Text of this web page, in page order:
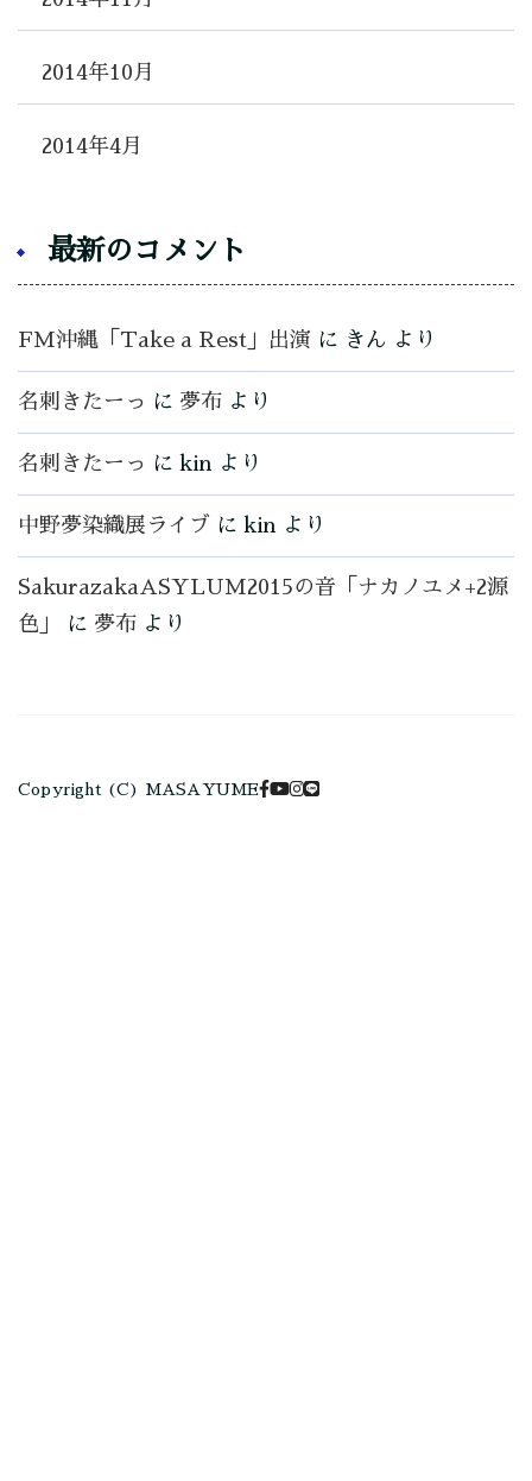
2014年10月
2014年4月
最新のコメント
FM沖縄「Take a Rest」出演 に きん より
名刺きたーっ に 夢布 より
名刺きたーっ に kin より
中野夢染織展ライブ に kin より
SakurazakaASYLUM2015の音「ナカノユメ+2源
色」
に 夢布 より
Copyright (C) MASAYUME